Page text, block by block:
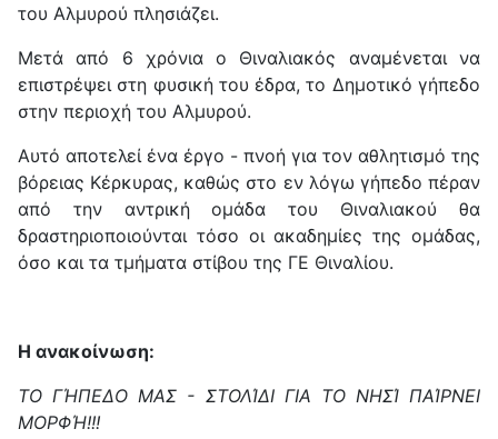
του Αλμυρού πλησιάζει.
Μετά από 6 χρόνια ο Θιναλιακός αναμένεται να
επιστρέψει στη φυσική του έδρα, το Δημοτικό γήπεδο
στην περιοχή του Αλμυρού.
Αυτό αποτελεί ένα έργο - πνοή για τον αθλητισμό της
βόρειας Κέρκυρας, καθώς στο εν λόγω γήπεδο πέραν
από την αντρική ομάδα του Θιναλιακού θα
δραστηριοποιούνται τόσο οι ακαδημίες της ομάδας,
όσο και τα τμήματα στίβου της ΓΕ Θιναλίου.
Η ανακοίνωση:
ΤΟ ΓΉΠΕΔΟ ΜΑΣ - ΣΤΟΛΊΔΙ ΓΙΑ ΤΟ ΝΗΣΊ ΠΑΊΡΝΕΙ
ΜΟΡΦΉ!!!